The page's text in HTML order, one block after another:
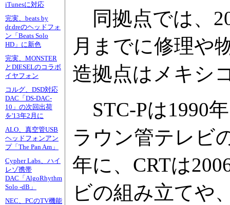
iTunesに対応
完実、beats by
dr.dreのヘッドフォ
ン「Beats Solo
HD」に新色
完実、MONSTER
とDIESELのコラボ
イヤフォン
コルグ、DSD対応
DAC「DS-DAC-
10」の次回出荷
を'13年2月に
ALO、真空管USB
ヘッドフォンアン
プ「The Pan Am」
Cypher Labs、ハイ
レゾ携帯
DAC「AlgoRhythm
Solo -dB」
NEC、PCのTV機能
同拠点では、
月までに修理や
造拠点はメキシ
STC-Pは1990
ラウン管テレビ
年に、CRTは
ビの組み立てや